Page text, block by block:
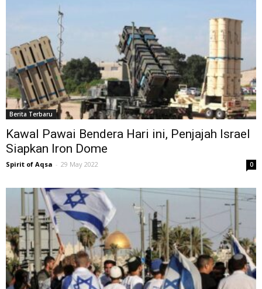
Berita Terbaru
Kawal Pawai Bendera Hari ini, Penjajah Israel
Siapkan Iron Dome
Spirit of Aqsa - 29 May 2022 0